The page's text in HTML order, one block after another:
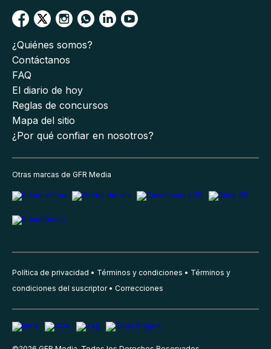
¿Quiénes somos?
Contáctanos
FAQ
El diario de hoy
Reglas de concursos
Mapa del sitio
¿Por qué confiar en nosotros?
Otras marcas de GFR Media
Política de privacidad Términos y condiciones
Términos y
condiciones del suscriptor
Correcciones